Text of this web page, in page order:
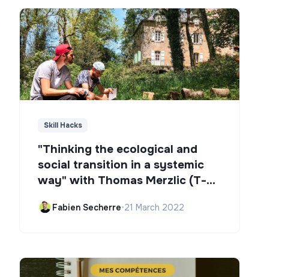
Skill Hacks
"Thinking the ecological and
social transition in a systemic
way" with Thomas Merzlic (T-
Fabien Secherre•21 March 2022